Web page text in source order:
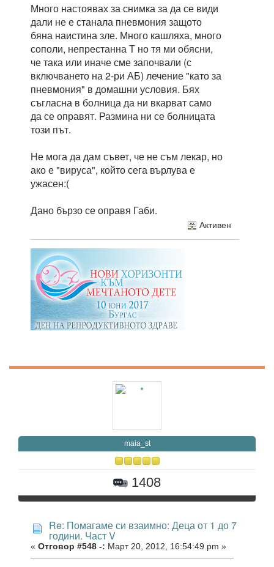
Много настоявах за снимка за да се види
дали не е станала пневмония защото
бяна наистина зле. Много кашляха, много
сополи, непрестанна Т но тя ми обясни,
че така или иначе сме започвали (с
включването на 2-ри АБ) лечение "като за
пневмония" в домашни условия. Бях
съгласна в болница да ни вкарват само
да се оправят. Размина ни се болницата
този път.
Не мога да дам съвет, че не съм лекар, но
ако е "вируса", който сега върлува е
ужасен:(
Дано бързо се оправя Габи.
Активен
maia_st
1408
Re: Помагаме си взаимно: Деца от 1 до 7
години. Част V
« Отговор #548 -: Март 20, 2012, 16:54:49 pm »